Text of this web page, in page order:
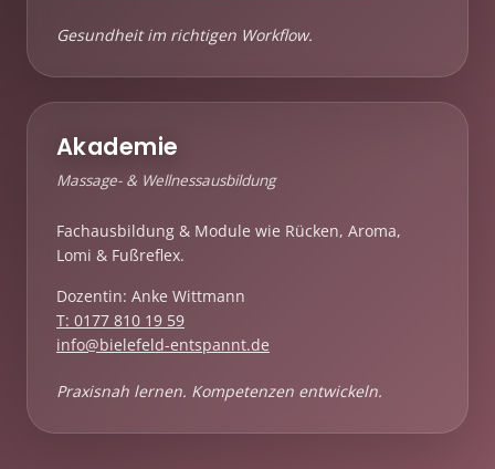
Gesundheit im richtigen Workflow.
Akademie
Massage- & Wellnessausbildung
Fachausbildung & Module wie Rücken, Aroma,
Lomi & Fußreflex.
Dozentin: Anke Wittmann
T: 0177 810 19 59
info@bielefeld-entspannt.de
Praxisnah lernen. Kompetenzen entwickeln.